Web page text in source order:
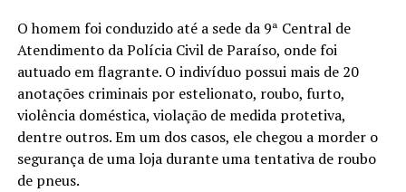
O homem foi conduzido até a sede da 9ª Central de
Atendimento da Polícia Civil de Paraíso, onde foi
autuado em flagrante. O indivíduo possui mais de 20
anotações criminais por estelionato, roubo, furto,
violência doméstica, violação de medida protetiva,
dentre outros. Em um dos casos, ele chegou a morder o
segurança de uma loja durante uma tentativa de roubo
de pneus.